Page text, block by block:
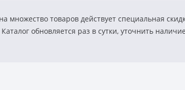
множество товаров действует специальная
обновляется раз в сутки, уточнить